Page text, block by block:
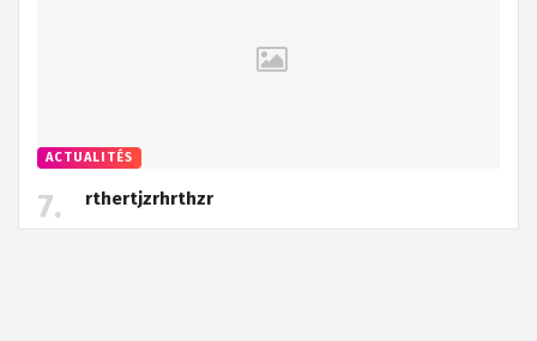
ACTUALITÉS
rthertjzrhrthzr